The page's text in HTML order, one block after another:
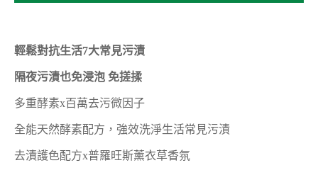
輕鬆對抗生活7大常見污漬
隔夜污漬也免浸泡 免搓揉
多重酵素x百萬去污微因子
全能天然酵素配方，強效洗淨生活常見污漬
去漬護色配方x普羅旺斯薰衣草香氛